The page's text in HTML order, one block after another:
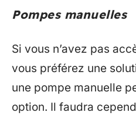
Pompes manuelles
Si vous n’avez pas
vous préférez une
une pompe manuelle
option. Il faudra